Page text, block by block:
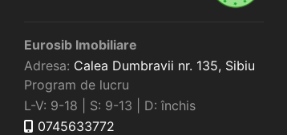
Eurosib Imobiliare
Adresa: Calea Dumbravii nr. 135, Sibiu
Program de lucru
L-V: 9-18 | S: 9-13 | D: închis
0745633772